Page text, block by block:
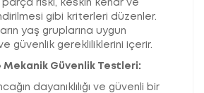
parça riski, keskin kenar ve
gibi kriterleri düzenler.
yaş gruplarına uygun
güvenlik gerekliliklerini içerir.
Mekanik Güvenlik Testleri:
dayanıklılığı ve güvenli bir